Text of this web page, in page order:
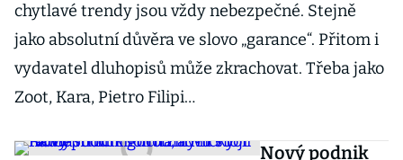
chytlavé trendy jsou vždy nebezpečné. Stejně
jako absolutní důvěra ve slovo „garance“. Přitom i
vydavatel dluhopisů může zkrachovat. Třeba jako
Zoot, Kara, Pietro Filipi…
Nový podnik